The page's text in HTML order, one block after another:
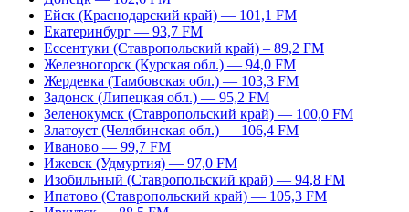
Ейск (Краснодарский край) — 101,1 FM
Екатеринбург — 93,7 FM
Ессентуки (Ставропольский край) – 89,2 FM
Железногорск (Курская обл.) — 94,0 FM
Жердевка (Тамбовская обл.) — 103,3 FM
Задонск (Липецкая обл.) — 95,2 FM
Зеленокумск (Ставропольский край) — 100,0 FM
Златоуст (Челябинская обл.) — 106,4 FM
Иваново — 99,7 FM
Ижевск (Удмуртия) — 97,0 FM
Изобильный (Ставропольский край) — 94,8 FM
Ипатово (Ставропольский край) — 105,3 FM